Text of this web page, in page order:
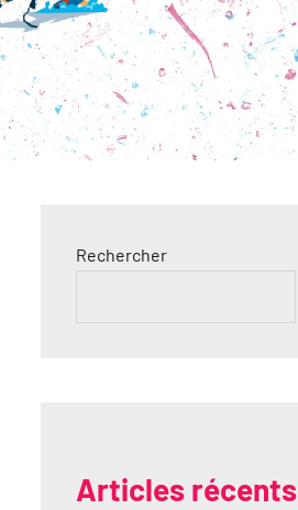
Rechercher
Articles récents